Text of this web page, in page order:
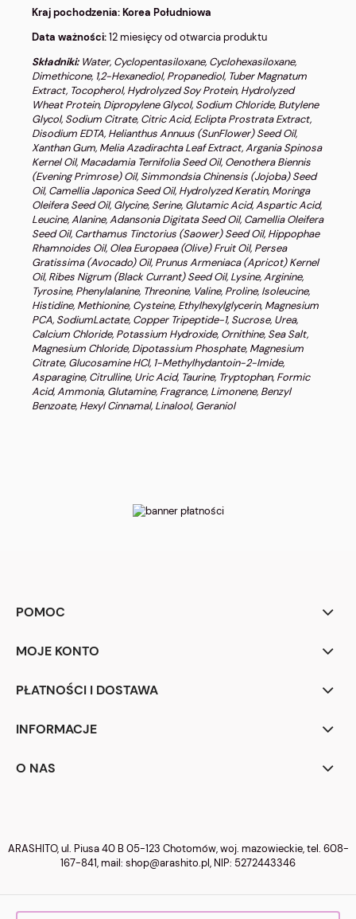
Kraj pochodzenia: Korea Południowa
Data ważności:12 miesięcy od otwarcia produktu
Składniki:Water, Cyclopentasiloxane, Cyclohexasiloxane,
Dimethicone, 1,2-Hexanediol, Propanediol, Tuber Magnatum
Extract, Tocopherol, Hydrolyzed Soy Protein, Hydrolyzed
Wheat Protein, Dipropylene Glycol, Sodium Chloride, Butylene
Glycol, Sodium Citrate, Citric Acid, Eclipta Prostrata Extract,
Disodium EDTA, Helianthus Annuus (SunFlower) Seed Oil,
Xanthan Gum, Melia Azadirachta Leaf Extract, Argania Spinosa
Kernel Oil, Macadamia Ternifolia Seed Oil, Oenothera Biennis
(Evening Primrose) Oil, Simmondsia Chinensis (Jojoba) Seed
Oil, Camellia Japonica Seed Oil, Hydrolyzed Keratin, Moringa
Oleifera Seed Oil, Glycine, Serine, Glutamic Acid, Aspartic Acid,
Leucine, Alanine, Adansonia Digitata Seed Oil, Camellia Oleifera
Seed Oil, Carthamus Tinctorius (Saower) Seed Oil, Hippophae
Rhamnoides Oil, Olea Europaea (Olive) Fruit Oil, Persea
Gratissima (Avocado) Oil, Prunus Armeniaca (Apricot) Kernel
Oil, Ribes Nigrum (Black Currant) Seed Oil, Lysine, Arginine,
Tyrosine, Phenylalanine, Threonine, Valine, Proline, Isoleucine,
Histidine, Methionine, Cysteine, Ethylhexylglycerin, Magnesium
PCA, SodiumLactate, Copper Tripeptide-1, Sucrose, Urea,
Calcium Chloride, Potassium Hydroxide, Ornithine, Sea Salt,
Magnesium Chloride, Dipotassium Phosphate, Magnesium
Citrate, Glucosamine HCl, 1-Methylhydantoin-2-Imide,
Asparagine, Citrulline, Uric Acid, Taurine, Tryptophan, Formic
Acid, Ammonia, Glutamine, Fragrance, Limonene, Benzyl
Benzoate, Hexyl Cinnamal, Linalool, Geraniol
POMOC
MOJE KONTO
PŁATNOŚCI I DOSTAWA
INFORMACJE
O NAS
ARASHITO, ul. Piusa 40 B 05-123 Chotomów, woj. mazowieckie, tel. 608-
167-841, mail: shop@arashito.pl, NIP: 5272443346